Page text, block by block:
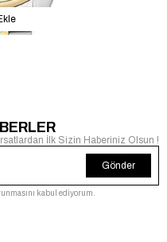
İlk Sizin Haberiniz Olsun !
Gönder
kabul ediyorum.